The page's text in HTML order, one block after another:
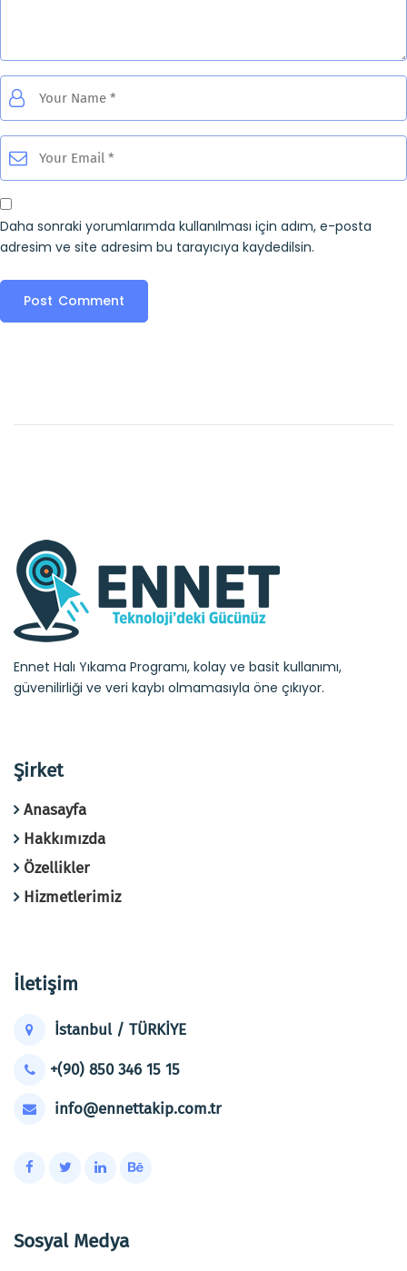
Daha sonraki yorumlarımda kullanılması için adım, e-posta
adresim ve site adresim bu tarayıcıya kaydedilsin.
Ennet Halı Yıkama Programı, kolay ve basit kullanımı,
güvenilirliği ve veri kaybı olmamasıyla öne çıkıyor.
Şirket
Anasayfa
Hakkımızda
Özellikler
Hizmetlerimiz
İletişim
İstanbul / TÜRKİYE
+(90) 850 346 15 15
info@ennettakip.com.tr
Sosyal Medya